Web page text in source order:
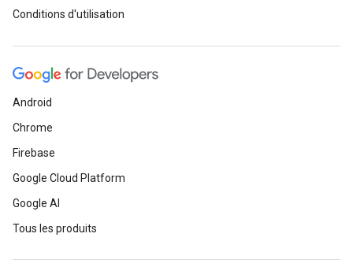
Conditions d'utilisation
Android
Chrome
Firebase
Google Cloud Platform
Google AI
Tous les produits